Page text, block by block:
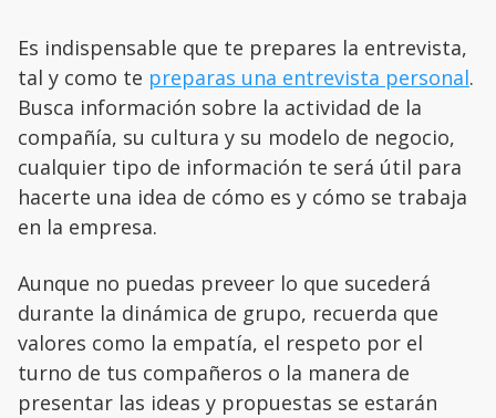
Es indispensable que te prepares la entrevista,
tal y como te preparas una entrevista personal.
Busca información sobre la actividad de la
compañía, su cultura y su modelo de negocio,
cualquier tipo de información te será útil para
hacerte una idea de cómo es y cómo se trabaja
en la empresa.
Aunque no puedas preveer lo que sucederá
durante la dinámica de grupo, recuerda que
valores como la empatía, el respeto por el
turno de tus compañeros o la manera de
presentar las ideas y propuestas se estarán